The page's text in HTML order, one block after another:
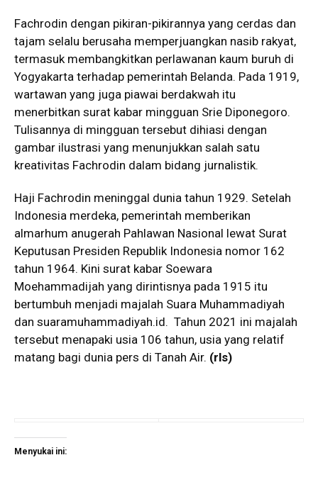
Fachrodin dengan pikiran-pikirannya yang cerdas dan
tajam selalu berusaha memperjuangkan nasib rakyat,
termasuk membangkitkan perlawanan kaum buruh di
Yogyakarta terhadap pemerintah Belanda. Pada 1919,
wartawan yang juga piawai berdakwah itu
menerbitkan surat kabar mingguan Srie Diponegoro.
Tulisannya di mingguan tersebut dihiasi dengan
gambar ilustrasi yang menunjukkan salah satu
kreativitas Fachrodin dalam bidang jurnalistik.
Haji Fachrodin meninggal dunia tahun 1929. Setelah
Indonesia merdeka, pemerintah memberikan
almarhum anugerah Pahlawan Nasional lewat Surat
Keputusan Presiden Republik Indonesia nomor 162
tahun 1964. Kini surat kabar Soewara
Moehammadijah yang dirintisnya pada 1915 itu
bertumbuh menjadi majalah Suara Muhammadiyah
dan suaramuhammadiyah.id. Tahun 2021 ini majalah
tersebut menapaki usia 106 tahun, usia yang relatif
matang bagi dunia pers di Tanah Air. (rls)
Menyukai ini: